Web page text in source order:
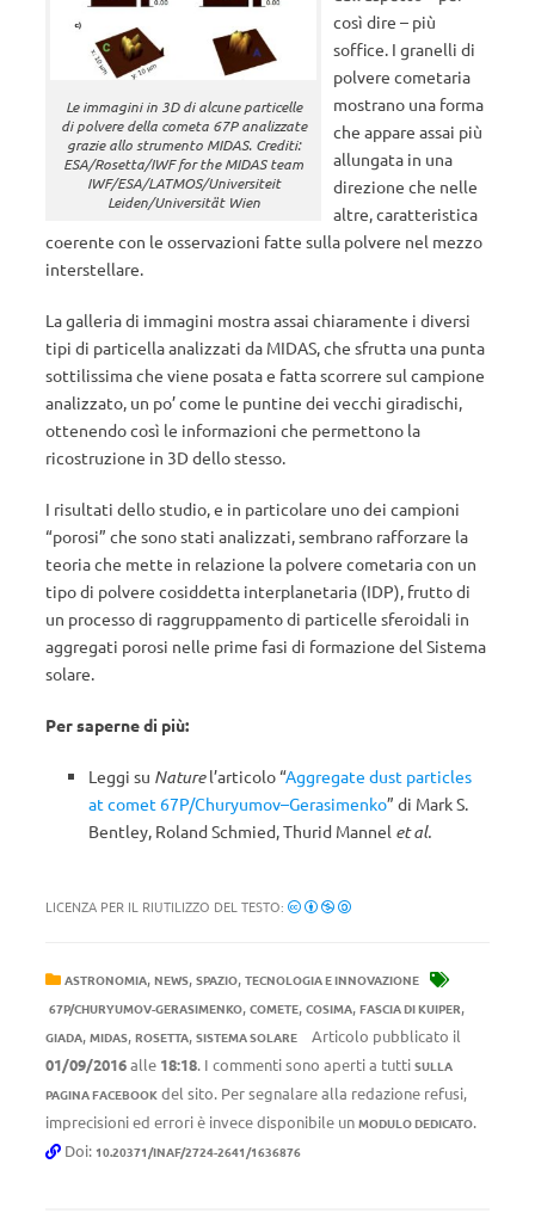
Le immagini in 3D di alcune particelle
di polvere della cometa 67P analizzate
grazie allo strumento MIDAS. Crediti:
ESA/Rosetta/IWF for the MIDAS team
IWF/ESA/LATMOS/Universiteit
Leiden/Universität Wien
così dire – più
soffice. I granelli di
polvere cometaria
mostrano una forma
che appare assai più
allungata in una
direzione che nelle
altre, caratteristica
coerente con le osservazioni fatte sulla polvere nel mezzo
interstellare.
La galleria di immagini mostra assai chiaramente i diversi
tipi di particella analizzati da MIDAS, che sfrutta una punta
sottilissima che viene posata e fatta scorrere sul campione
analizzato, un po’ come le puntine dei vecchi giradischi,
ottenendo così le informazioni che permettono la
ricostruzione in 3D dello stesso.
I risultati dello studio, e in particolare uno dei campioni
“porosi” che sono stati analizzati, sembrano rafforzare la
teoria che mette in relazione la polvere cometaria con un
tipo di polvere cosiddetta interplanetaria (IDP), frutto di
un processo di raggruppamento di particelle sferoidali in
aggregati porosi nelle prime fasi di formazione del Sistema
solare.
Per saperne di più:
Leggi su Naturel’articolo “Aggregate dust particles
at comet 67P/Churyumov–Gerasimenko” di Mark S.
Bentley, Roland Schmied, Thurid Mannel et al.
LICENZA PER IL RIUTILIZZO DEL TESTO:
ASTRONOMIA, NEWS, SPAZIO, TECNOLOGIA E INNOVAZIONE
67P/CHURYUMOV-GERASIMENKO, COMETE, COSIMA, FASCIA DI KUIPER,
GIADA, MIDAS, ROSETTA, SISTEMA SOLARE
Articolo pubblicato il
01/09/2016alle 18:18. I commenti sono aperti a tutti SULLA
PAGINA FACEBOOK del sito. Per segnalare alla redazione refusi,
imprecisioni ed errori è invece disponibile un MODULO DEDICATO.
Doi: 10.20371/INAF/2724-2641/1636876